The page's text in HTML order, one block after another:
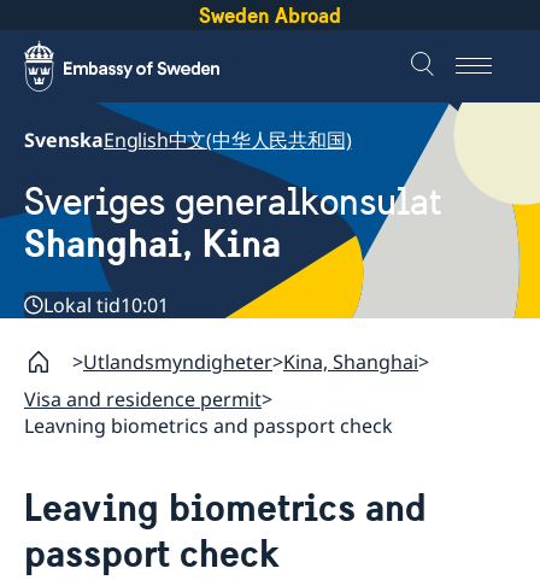
Sweden Abroad
SvenskaEnglish中文(中华人民共和国)
Sveriges generalkonsulat
Shanghai, Kina
Lokal tid10:01
Utlandsmyndigheter Kina, Shanghai
Visa and residence permit
Leavning biometrics and passport check
Leaving biometrics and
passport check